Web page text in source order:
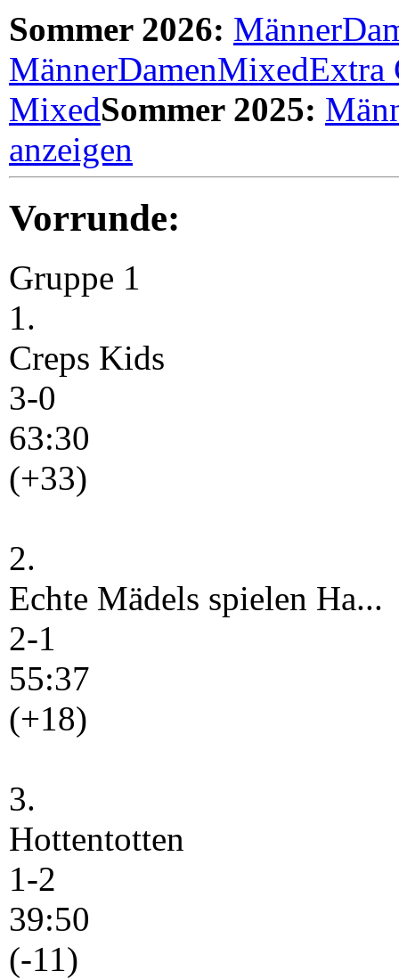
Sommer 2026: Männer
MännerDamenMixedExtra
MixedSommer 2025:
anzeigen
Vorrunde:
Gruppe 1
1.
Creps Kids
3-0
63:30
(+33)
2.
Echte Mädels spielen Ha...
2-1
55:37
(+18)
3.
Hottentotten
1-2
39:50
(-11)